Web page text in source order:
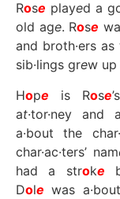
Rose played a
old age. Rose
and broth·ers
sib·lings grew up
Hope is Rose
at·tor·ney and
a·bout the
char·ac·ters’ nam
had a stroke
Dole was